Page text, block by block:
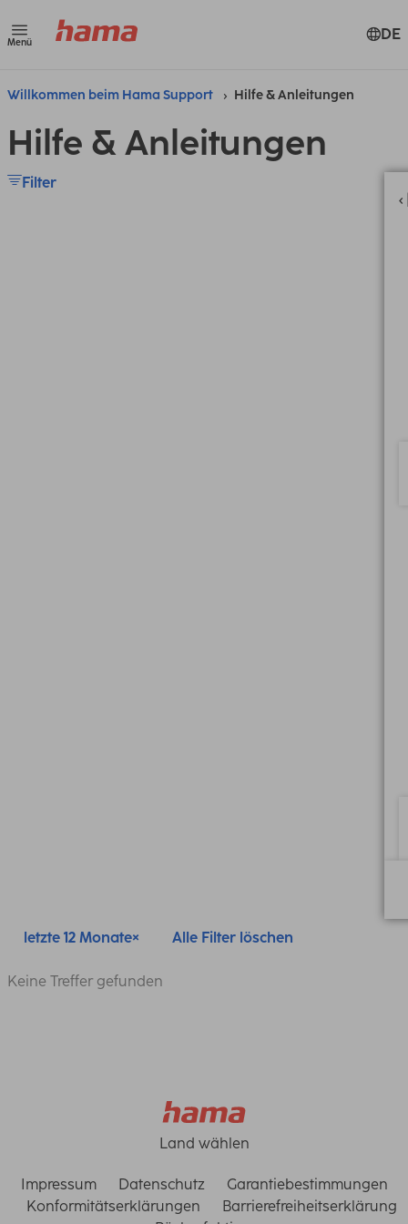
Menü DE
Willkommen beim Hama Support Hilfe & Anleitungen
Hilfe & Anleitungen
Filter
letzte 12 Monate Alle Filter löschen
Keine Treffer gefunden
Land wählen
Impressum Datenschutz
Garantiebestimmungen
Konformitätserklärungen
Barrierefreiheitserklärung